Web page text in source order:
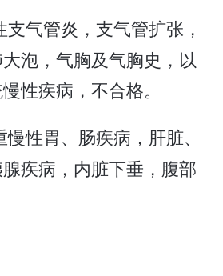
支气管炎，支气管扩张，
泡，气胸及气胸史，以
性疾病，不合格。
慢性胃、肠疾病，肝脏、
疾病，内脏下垂，腹部